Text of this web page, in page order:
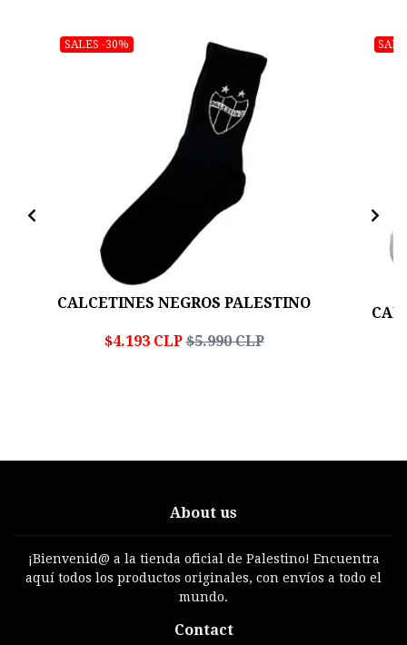
SALES -30%
CALCETINES NEGROS PALESTINO
$4.193 CLP $5.990 CLP
About us
¡Bienvenid@ a la tienda oficial de Palestino! Encuentra
aquí todos los productos originales, con envíos a todo el
mundo.
Contact